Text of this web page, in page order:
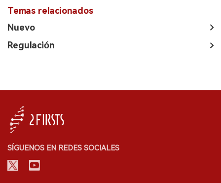
Temas relacionados
Nuevo
Regulación
SÍGUENOS EN REDES SOCIALES